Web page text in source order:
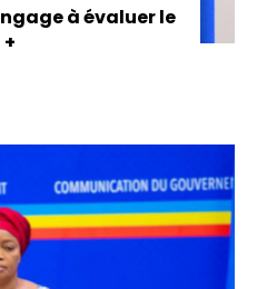
à évaluer le